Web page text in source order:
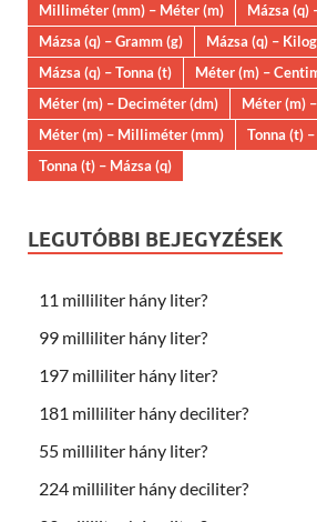
Milliméter (mm) – Méter (m)
Mázsa (q)
Mázsa (q) – Gramm (g)
Mázsa (q) –
Mázsa (q) – Tonna (t)
Méter (m) –
Méter (m) – Deciméter (dm)
Méter (m)
Méter (m) – Milliméter (mm)
Tonna (t)
Tonna (t) – Mázsa (q)
LEGUTÓBBI BEJEGYZÉSEK
11 milliliter hány liter?
99 milliliter hány liter?
197 milliliter hány liter?
181 milliliter hány deciliter?
55 milliliter hány liter?
224 milliliter hány deciliter?